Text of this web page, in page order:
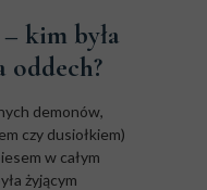
kim była
oddech?
demonów,
czy dusiołkiem)
w całym
żyjącym